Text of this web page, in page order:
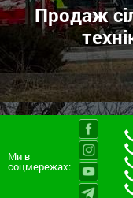
Продаж
Ми в
соцмережах: